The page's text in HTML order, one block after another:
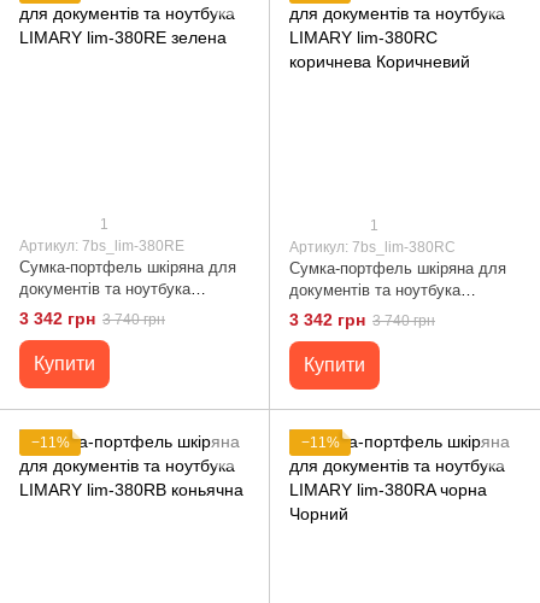
1
Артикул: 7bs_lim-380RE
Сумка-портфель шкіряна для
документів та ноутбука
LIMARY lim-380RE зелена
3 342 грн 3 740 грн
Купити
1
Артикул: 7bs_lim-380RC
Сумка-портфель шкіряна для
документів та ноутбука
LIMARY lim-380RC коричнева
Коричневий
3 342 грн 3 740 грн
Купити
−11% −11%